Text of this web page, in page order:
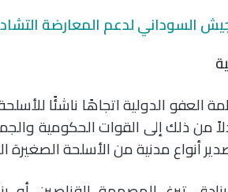
السوداني لدعم المعارضة
العفو الدولية اتجاهًا ناشئًا
من ذلك إلى القوات الحكومية
أنواع مدنية من الأسلحة